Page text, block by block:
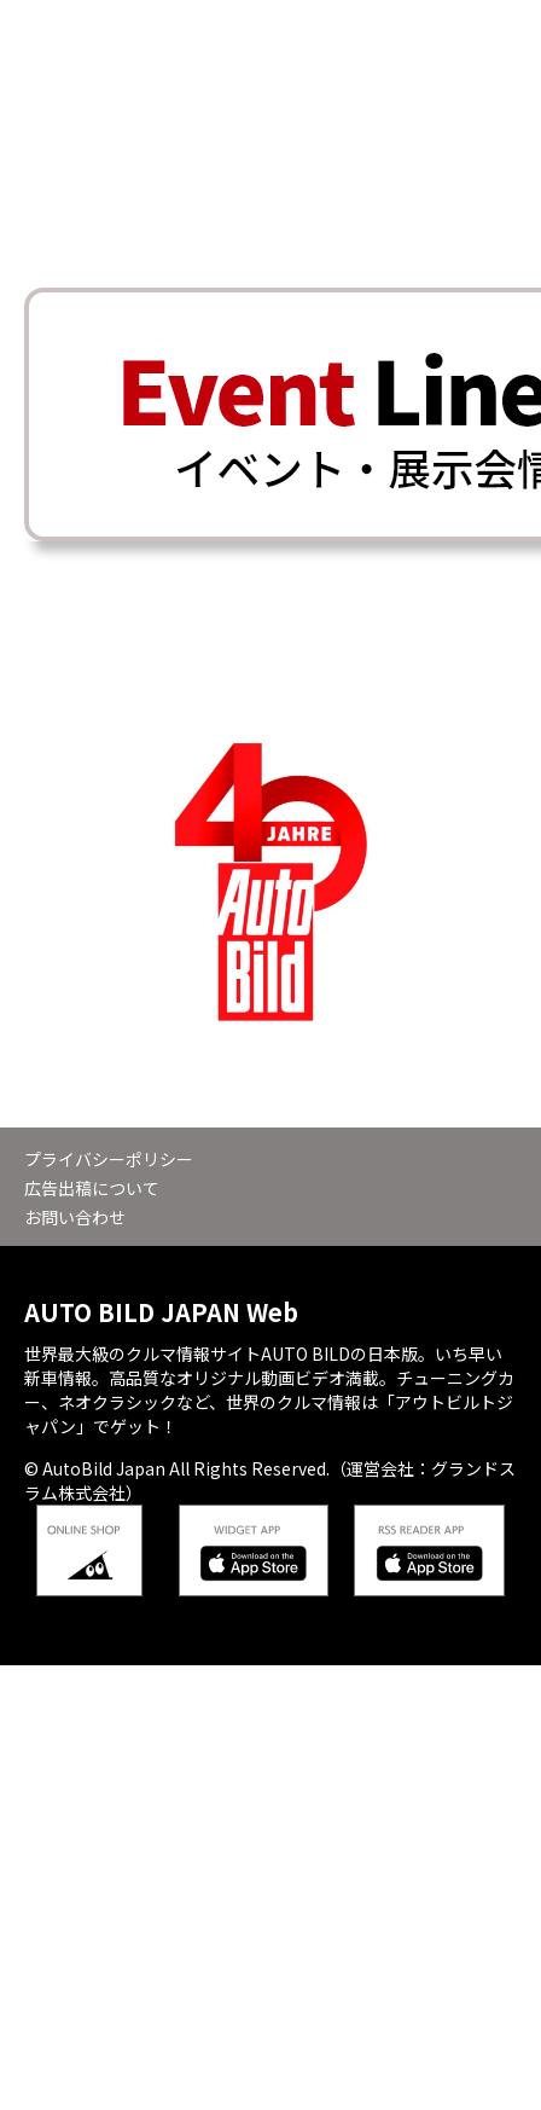
プライバシーポリシー
広告出稿について
お問い合わせ
AUTO BILD JAPAN Web
世界最大級のクルマ情報サイトAUTO BILDの日本版。いち早い
新車情報。高品質なオリジナル動画ビデオ満載。チューニングカ
ー、ネオクラシックなど、世界のクルマ情報は「アウトビルトジ
ャパン」でゲット！
© AutoBild Japan All Rights Reserved.（運営会社：グランドス
ラム株式会社）